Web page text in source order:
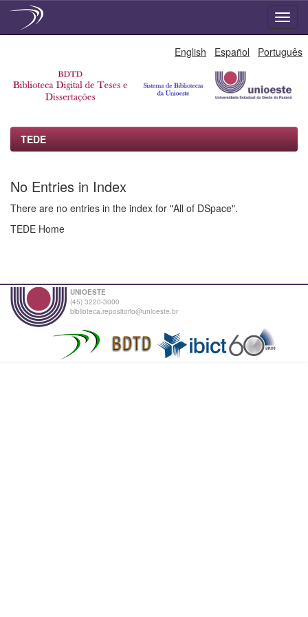
English Español Português
TEDE
No Entries in Index
There are no entries in the index for "All of DSpace".
TEDE Home
UNIOESTE
(45) 3220-3000
biblioteca.repositorio@unioeste.br